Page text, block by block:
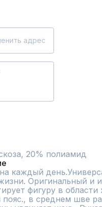
адрес
20% полиамид
каждый
Оригинальный и
фигуру в
в среднем шве